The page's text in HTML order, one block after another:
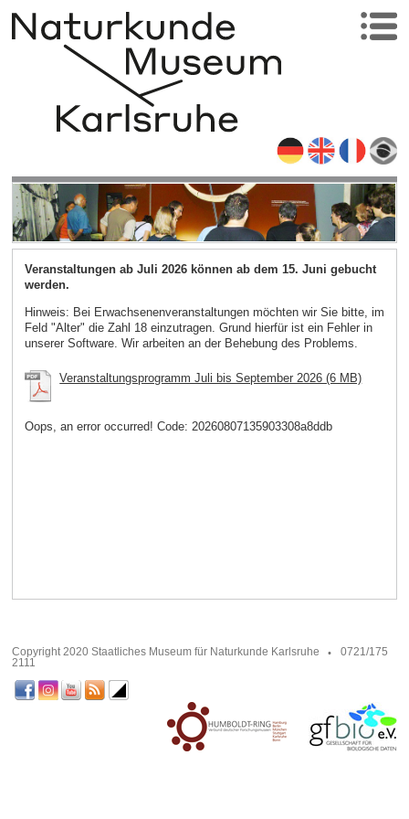
Veranstaltungen ab Juli 2026 können ab dem 15. Juni gebucht
werden.
Hinweis: Bei Erwachsenenveranstaltungen möchten wir Sie bitte, im
Feld "Alter" die Zahl 18 einzutragen. Grund hierfür ist ein Fehler in
unserer Software. Wir arbeiten an der Behebung des Problems.
Veranstaltungsprogramm Juli bis September 2026 (6 MB)
Oops, an error occurred! Code: 20260807135903308a8ddb
Copyright 2020 Staatliches Museum für Naturkunde Karlsruhe
0721/175
2111